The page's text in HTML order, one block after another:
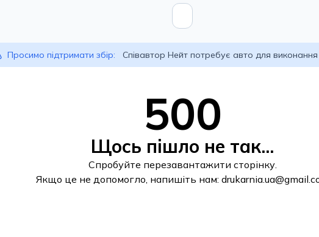
Просимо підтримати збір: Співавтор Нейт потребує авто для
500
Щось пішло не так...
Спробуйте перезавантажити сторінку.
Якщо це не допомогло, напишіть нам: